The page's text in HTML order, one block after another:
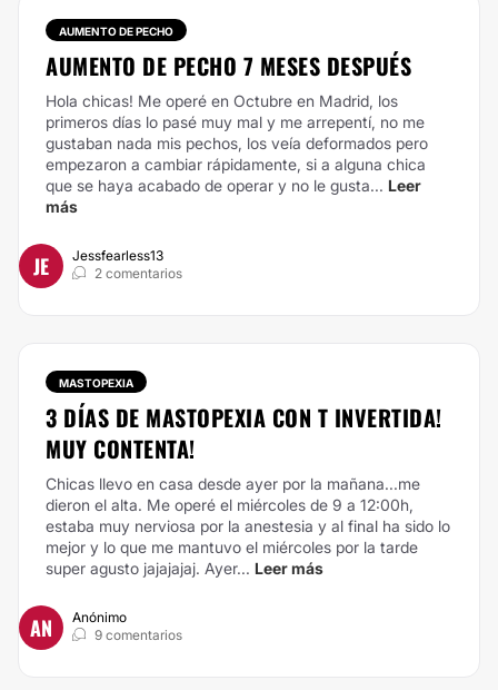
AUMENTO DE PECHO
AUMENTO DE PECHO 7 MESES DESPUÉS
Hola chicas! Me operé en Octubre en Madrid, los
primeros días lo pasé muy mal y me arrepentí, no me
gustaban nada mis pechos, los veía deformados pero
empezaron a cambiar rápidamente, si a alguna chica
que se haya acabado de operar y no le gusta... Leer
más
JE
Jessfearless13
2 comentarios
MASTOPEXIA
3 DÍAS DE MASTOPEXIA CON T INVERTIDA!
MUY CONTENTA!
Chicas llevo en casa desde ayer por la mañana...me
dieron el alta. Me operé el miércoles de 9 a 12:00h,
estaba muy nerviosa por la anestesia y al final ha sido lo
mejor y lo que me mantuvo el miércoles por la tarde
super agusto jajajajaj. Ayer... Leer más
AN
Anónimo
9 comentarios